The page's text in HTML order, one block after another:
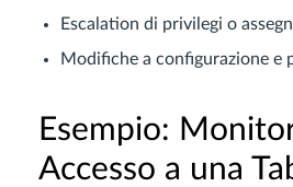
Escalation di privilegi o
Modifiche a configurazione e
Esempio:
Accesso a una